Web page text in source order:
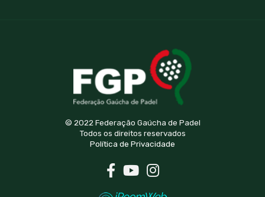
© 2022 Federação Gaúcha de Padel
Todos os direitos reservados
Política de Privacidade